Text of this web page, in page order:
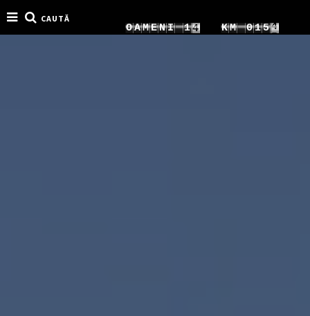
CAUTĂ
OAMENI
2
3
0
1
KM
0
1
2
32
16